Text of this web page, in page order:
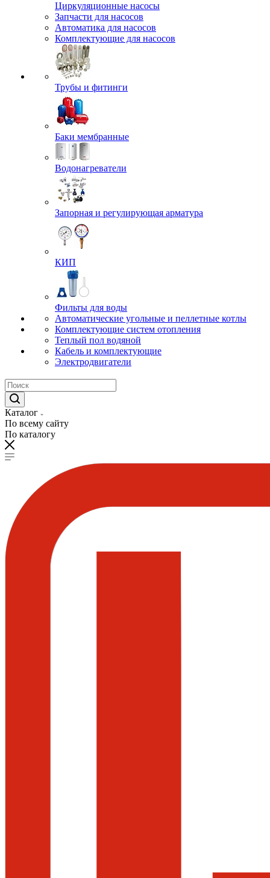
Циркуляционные насосы
Запчасти для насосов
Автоматика для насосов
Комплектующие для насосов
Трубы и фитинги
Баки мембранные
Водонагреватели
Запорная и регулирующая арматура
КИП
Фильты для воды
Автоматические угольные и пеллетные котлы
Комплектующие систем отопления
Теплый пол водяной
Кабель и комплектующие
Электродвигатели
Каталог
По всему сайту
По каталогу